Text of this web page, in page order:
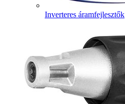
Inverteres áramfejlesztők